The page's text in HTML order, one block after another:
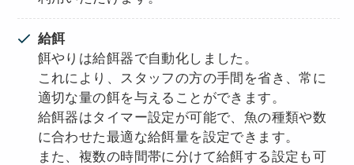
給餌
餌やりは給餌器で自動化しました。
これにより、スタッフの方の手間を省き、常に
適切な量の餌を与えることができます。
給餌器はタイマー設定が可能で、魚の種類や数
に合わせた最適な給餌量を設定できます。
また、複数の時間帯に分けて給餌する設定も可